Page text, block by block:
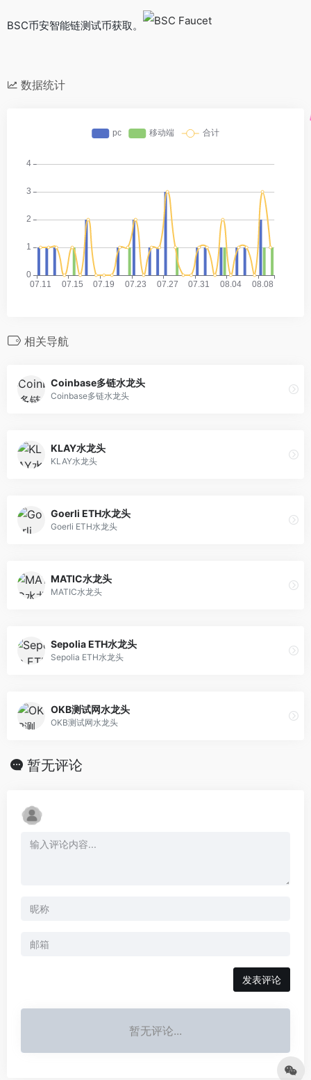
BSC币安智能链测试币获取。
数据统计
相关导航
Coinbase多链水龙头
Coinbase多链水龙头
KLAY水龙头
KLAY水龙头
Goerli ETH水龙头
Goerli ETH水龙头
MATIC水龙头
MATIC水龙头
Sepolia ETH水龙头
Sepolia ETH水龙头
OKB测试网水龙头
OKB测试网水龙头
暂无评论
发表评论
暂无评论...